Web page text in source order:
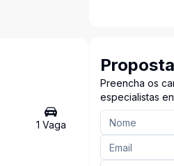
1 Vaga
Proposta
Preencha os
especialistas